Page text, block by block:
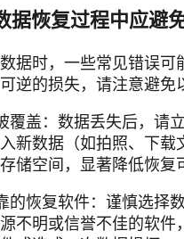
据恢复过程中应避
据时，一些常见错误可
逆的损失，请注意避免
覆盖：数据丢失后，请
新数据（如拍照、下载
储空间，显著降低恢复
的恢复软件：谨慎选择数
不明或信誉不佳的软件